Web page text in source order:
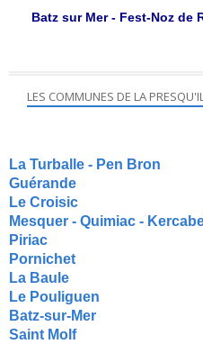
Batz sur Mer - Fest-Noz de
LES COMMUNES DE LA
La Turballe - Pen Bron
Guérande
Le Croisic
Mesquer - Quimiac -
Piriac
Pornichet
La Baule
Le Pouliguen
Batz-sur-Mer
Saint Molf